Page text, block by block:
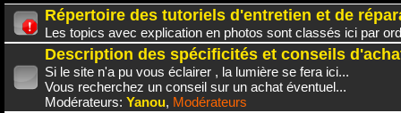
Répertoire des tutoriels d'entretien et de
Les topics avec explication en photos sont classés ici par
Description des spécificités et conseils
Si le site n'a pu vous éclairer , la lumière se fera ici...
Vous recherchez un conseil sur un achat éventuel...
Modérateurs: Yanou, Modérateurs